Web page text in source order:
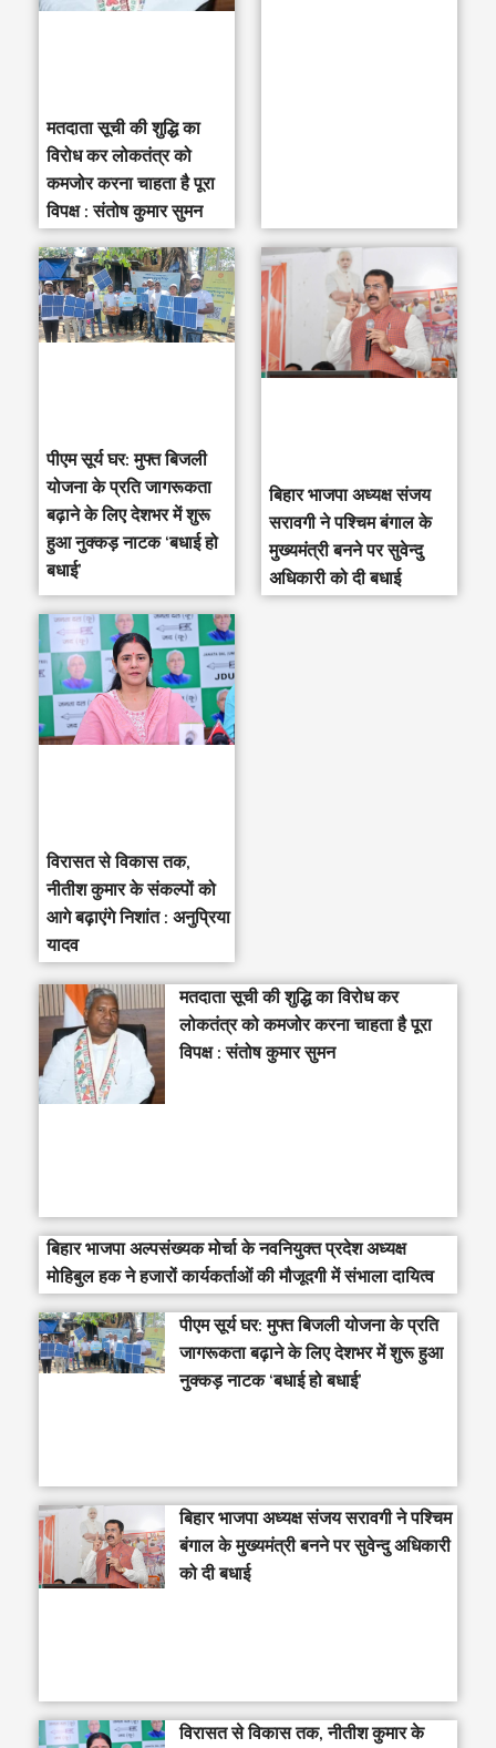
मतदाता सूची की शुद्धि का
विरोध कर लोकतंत्र को
कमजोर करना चाहता है पूरा
विपक्ष : संतोष कुमार सुमन
पीएम सूर्य घर: मुफ्त बिजली
योजना के प्रति जागरूकता
बढ़ाने के लिए देशभर में शुरू
हुआ नुक्कड़ नाटक ‘बधाई हो
बधाई’
‎बिहार भाजपा अध्यक्ष संजय
सरावगी ने पश्चिम बंगाल के
मुख्यमंत्री बनने पर सुवेन्दु
अधिकारी को दी बधाई
विरासत से विकास तक,
नीतीश कुमार के संकल्पों को
आगे बढ़ाएंगे निशांत : अनुप्रिया
यादव
मतदाता सूची की शुद्धि का विरोध कर
लोकतंत्र को कमजोर करना चाहता है पूरा
विपक्ष : संतोष कुमार सुमन
बिहार भाजपा अल्पसंख्यक मोर्चा के नवनियुक्त प्रदेश अध्यक्ष
मोहिबुल हक ने हजारों कार्यकर्ताओं की मौजूदगी में संभाला दायित्व
पीएम सूर्य घर: मुफ्त बिजली योजना के प्रति
जागरूकता बढ़ाने के लिए देशभर में शुरू हुआ
नुक्कड़ नाटक ‘बधाई हो बधाई’
‎बिहार भाजपा अध्यक्ष संजय सरावगी ने पश्चिम
बंगाल के मुख्यमंत्री बनने पर सुवेन्दु अधिकारी
को दी बधाई
विरासत से विकास तक, नीतीश कुमार के